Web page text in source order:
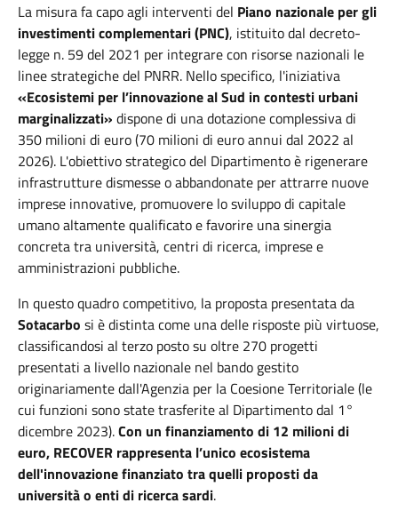
La misura fa capo agli interventi del Piano nazionale per gli
investimenti complementari (PNC), istituito dal decreto-
legge n. 59 del 2021 per integrare con risorse nazionali le
linee strategiche del PNRR. Nello specifico, l'iniziativa
«Ecosistemi per l’innovazione al Sud in contesti urbani
marginalizzati» dispone di una dotazione complessiva di
350 milioni di euro (70 milioni di euro annui dal 2022 al
2026). L'obiettivo strategico del Dipartimento è rigenerare
infrastrutture dismesse o abbandonate per attrarre nuove
imprese innovative, promuovere lo sviluppo di capitale
umano altamente qualificato e favorire una sinergia
concreta tra università, centri di ricerca, imprese e
amministrazioni pubbliche.
In questo quadro competitivo, la proposta presentata da
Sotacarbo si è distinta come una delle risposte più virtuose,
classificandosi al terzo posto su oltre 270 progetti
presentati a livello nazionale nel bando gestito
originariamente dall'Agenzia per la Coesione Territoriale (le
cui funzioni sono state trasferite al Dipartimento dal 1°
dicembre 2023).Con un finanziamento di 12 milioni di
euro, RECOVER rappresenta l’unico ecosistema
dell'innovazione finanziato tra quelli proposti da
università o enti di ricerca sardi.